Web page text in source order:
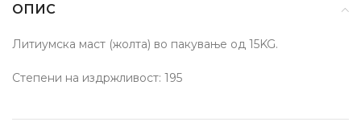
ОПИС
Литиумска маст (жолта) во пакување од 15KG.
Степени на издржливост: 195